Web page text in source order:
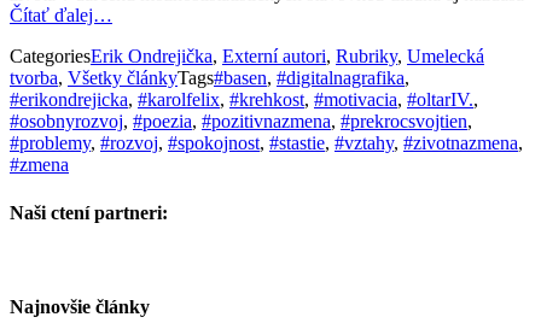
Čítať ďalej…
CategoriesErik Ondrejička, Externí autori, Rubriky, Umelecká
tvorba, Všetky článkyTags#basen, #digitalnagrafika,
#erikondrejicka, #karolfelix, #krehkost, #motivacia, #oltarIV.,
#osobnyrozvoj, #poezia, #pozitivnazmena, #prekrocsvojtien,
#problemy, #rozvoj, #spokojnost, #stastie, #vztahy, #zivotnazmena,
#zmena
Naši ctení partneri:
Najnovšie články